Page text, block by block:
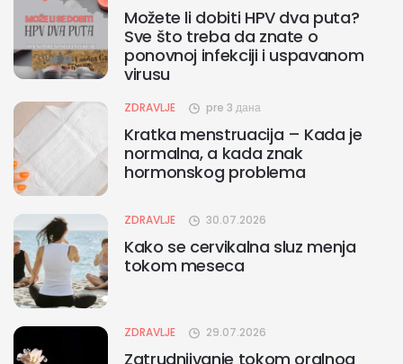
Možete li dobiti HPV dva puta?
Sve što treba da znate o
ponovnoj infekciji i uspavanom
virusu
ZDRAVLJE pre 3 дана
Kratka menstruacija – Kada je
normalna, a kada znak
hormonskog problema
ZDRAVLJE 30.07.2026
Kako se cervikalna sluz menja
tokom meseca
ZDRAVLJE 29.07.2026
Zatrudnjivanje tokom oralnog